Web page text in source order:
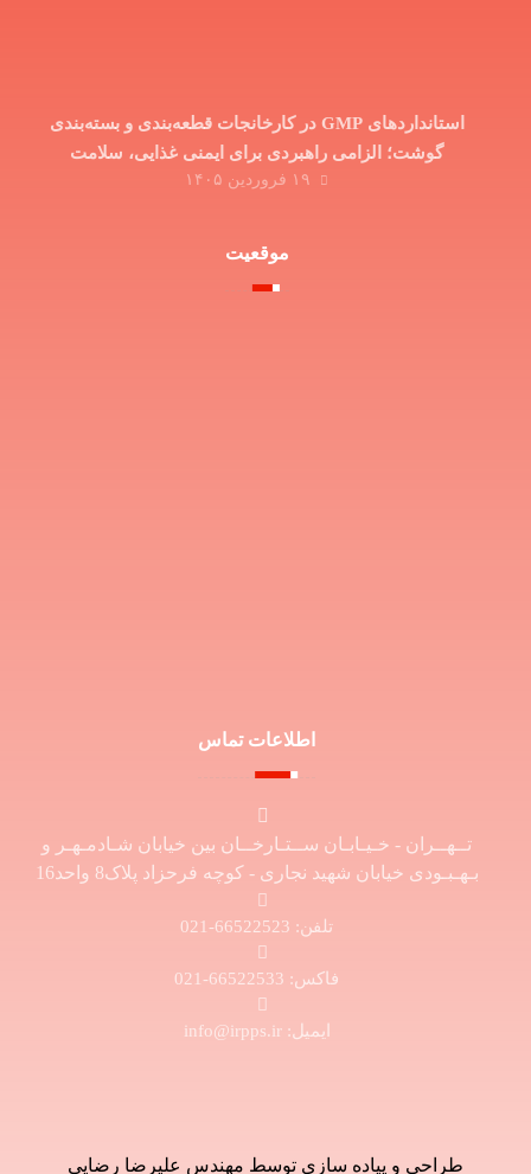
استانداردهای GMP در کارخانجات قطعه‌بندی و بسته‌بندی
گوشت؛ الزامی راهبردی برای ایمنی غذایی، سلامت
مصرف‌کننده و توسعه صادرات
۱۹ فروردین ۱۴۰۵
موقعیت
اطلاعات تماس
تــهــران - خـیـابـان ســتـارخــان بین خیابان شـادمـهـر و
بـهـبـودی خیابان شهید نجاری - کوچه فرحزاد پلاک8 واحد16
تلفن: 66522523-021
فاکس: 66522533-021
ایمیل: info@irpps.ir
طراحی و پیاده سازی توسط مهندس علیرضا رضایی